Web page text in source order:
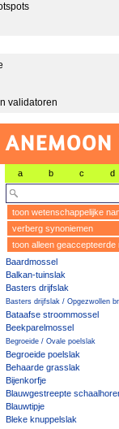
validatoren
a b c d
toon wetenschappelijke
verberg synoniemen
toon alleen geaccepteerde
Baardmossel
Balkan-tuinslak
Basters drijfslak
Basters drijfslak / Opgezwollen
Bataafse stroommossel
Beekparelmossel
Begroeide / Ovale poelslak
Begroeide poelslak
Behaarde grasslak
Bijenkorfje
Blauwgestreepte
Blauwtipje
Bleke knuppelslak